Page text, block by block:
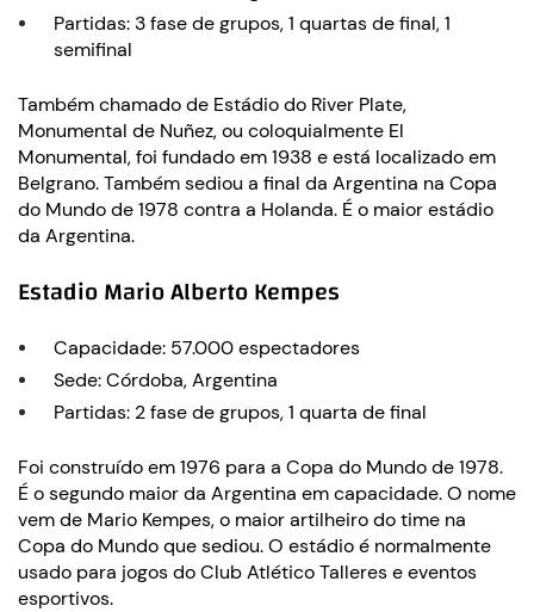
Partidas: 3 fase de grupos, 1 quartas de final, 1
semifinal
Também chamado de Estádio do River Plate,
Monumental de Nuñez, ou coloquialmente El
Monumental, foi fundado em 1938 e está localizado em
Belgrano. Também sediou a final da Argentina na Copa
do Mundo de 1978 contra a Holanda. É o maior estádio
da Argentina.
Estadio Mario Alberto Kempes
Capacidade: 57.000 espectadores
Sede: Córdoba, Argentina
Partidas: 2 fase de grupos, 1 quarta de final
Foi construído em 1976 para a Copa do Mundo de 1978.
É o segundo maior da Argentina em capacidade. O nome
vem de Mario Kempes, o maior artilheiro do time na
Copa do Mundo que sediou. O estádio é normalmente
usado para jogos do Club Atlético Talleres e eventos
esportivos.